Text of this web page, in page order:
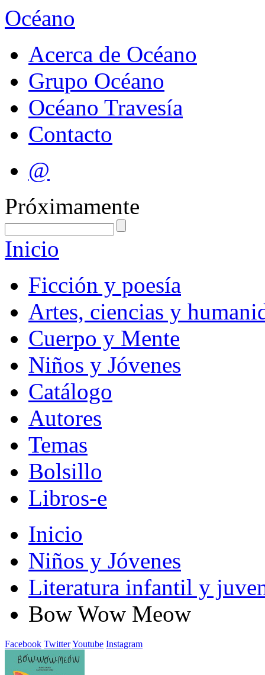
Océano
Acerca de Océano
Grupo Océano
Océano Travesía
Contacto
@
Próximamente
Inicio
Ficción y poesía
Artes, ciencias y
Cuerpo y Mente
Niños y Jóvenes
Catálogo
Autores
Temas
Bolsillo
Libros-e
Inicio
Niños y Jóvenes
Literatura infantil y
Bow Wow Meow
Facebook TwitterYoutube Instagram